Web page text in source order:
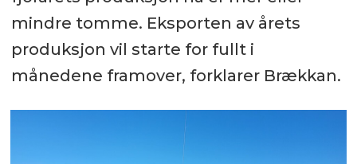
mindre tomme. Eksporten av årets
produksjon vil starte for fullt i
månedene framover, forklarer Brækkan.